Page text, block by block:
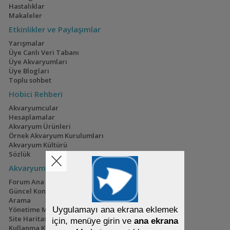
Mavi Melek Karides
Cyrtocara Moorii
(3)
Geophagus Tapajos
(2)
Killifish,pseudomogil
Gertrude Akvaryumu
Hastalıklar
Makaleler
Etkinlikler ve Paylaşımlar
Yarışmalar
Üye Canlı Veri Tabanı
Üye Akvaryumları
Üye Blogları
Toplu sohbet
Hobici Rehberi
Akvaryumcular
Hesaplamalar
Akvaryum Ürünleri
Örnek Akvaryum Kurulumları
Akvaryum Kültürü
Sözlük
Akvaryum.Com
Forum Ana Sayfası
Güncel Konular
Arama
Yönetime Mesaj
Site Haritası
Kullanma Kılavuzu